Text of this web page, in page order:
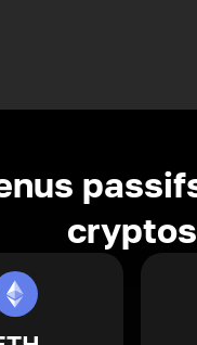
cryptos